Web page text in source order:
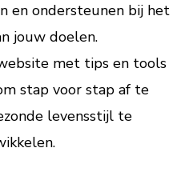
en ondersteunen bij het
jouw doelen.
met tips en tools
stap voor stap af te
levensstijl te